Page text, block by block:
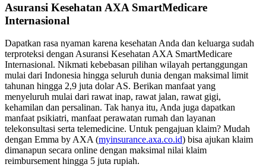
Asuransi Kesehatan AXA SmartMedicare
Internasional
Dapatkan rasa nyaman karena kesehatan Anda dan keluarga sudah
terproteksi dengan Asuransi Kesehatan AXA SmartMedicare
Internasional. Nikmati kebebasan pilihan wilayah pertanggungan
mulai dari Indonesia hingga seluruh dunia dengan maksimal limit
tahunan hingga 2,9 juta dolar AS. Berikan manfaat yang
menyeluruh mulai dari rawat inap, rawat jalan, rawat gigi,
kehamilan dan persalinan. Tak hanya itu, Anda juga dapatkan
manfaat psikiatri, manfaat perawatan rumah dan layanan
telekonsultasi serta telemedicine. Untuk pengajuan klaim? Mudah
dengan Emma by AXA (myinsurance.axa.co.id) bisa ajukan klaim
dimanapun secara online dengan maksimal nilai klaim
reimbursement hingga 5 juta rupiah.